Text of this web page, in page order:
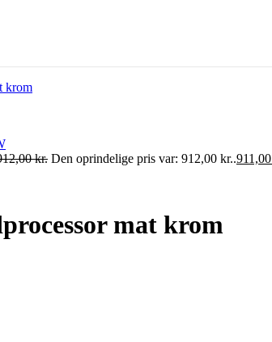
kr. Den oprindelige pris var: 912,00 kr..911,00
mat krom